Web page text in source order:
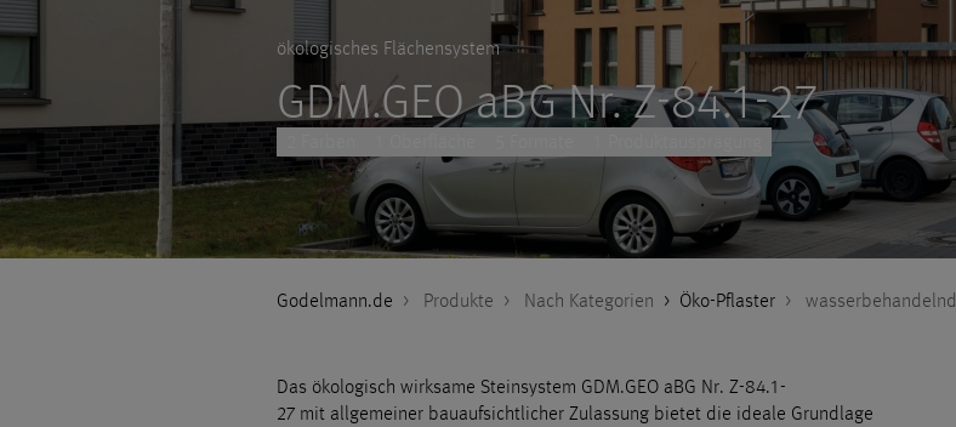
Godelmann.de > Produkte > Nach Kategorien > Öko-Pflaster > wasserbehandelnd
ökologisches Flächensystem
GDM.GEO aBG Nr. Z-84.1-27
Das ökologisch wirksame Steinsystem GDM.GEO aBG Nr. Z-84.1-
27 mit allgemeiner bauaufsichtlicher Zulassung bietet die ideale Grundlage